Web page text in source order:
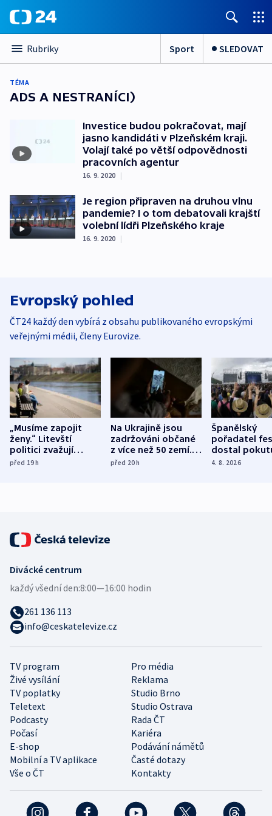
Rubriky Sport SLEDOVAT
TÉMA
ADS A NESTRANÍCI)
Investice budou pokračovat, mají
jasno kandidáti v Plzeňském kraji.
Volají také po větší odpovědnosti
pracovních agentur
16. 9. 2020 |
Je region připraven na druhou vlnu
pandemie? I o tom debatovali krajští
volební lídři Plzeňského kraje
16. 9. 2020 |
Evropský pohled
ČT24 každý den vybírá z obsahu publikovaného evropskými
veřejnými médii, členy Eurovize.
„Musíme zapojit
ženy.“ Litevští
politici zvažují
dohodu o
před 19h
Na Ukrajině jsou
zadržováni občané
z více než 50 zemí.
Bojovali na straně
před 20h
Španělský
pořadatel
dostal
nekalé
4. 8. 2026
TV program
Pro média
Živé vysílání
Reklama
TV poplatky
Studio Brno
Teletext
Studio Ostrava
Podcasty
Rada ČT
Počasí
Kariéra
E-shop
Podávání námětů
Mobilní a TV aplikace
Časté dotazy
Vše o ČT
Kontakty
Divácké centrum
každý všední den:8:00—16:00 hodin
261 136 113
info@ceskatelevize.cz